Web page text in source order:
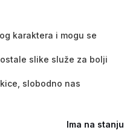
karaktera i mogu se
slike služe za bolji
slobodno nas
Ima na stanju